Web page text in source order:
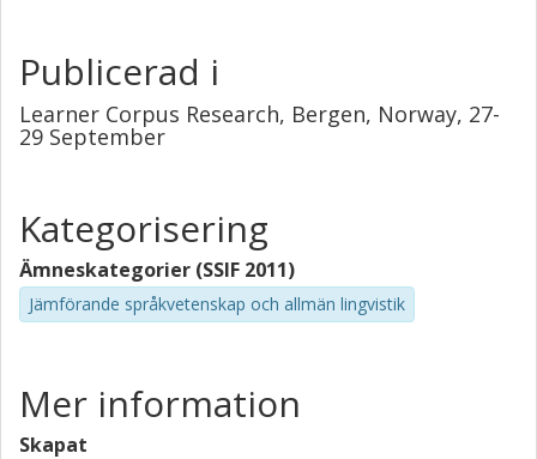
Publicerad i
Learner Corpus Research, Bergen, Norway, 27-
29 September
Kategorisering
Ämneskategorier (SSIF 2011)
Jämförande språkvetenskap och allmän lingvistik
Mer information
Skapat